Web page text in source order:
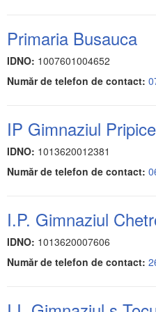
Primaria Busauca
IDNO: 1007601004652
Număr de telefon de contact:
IP Gimnaziul
IDNO: 1013620012381
Număr de telefon de contact:
I.P. Gimnaziul
IDNO: 1013620007606
Număr de telefon de contact: